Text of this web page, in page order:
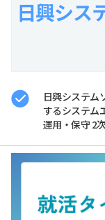
日興シス
日興システム
するシステム
運用・保守 2